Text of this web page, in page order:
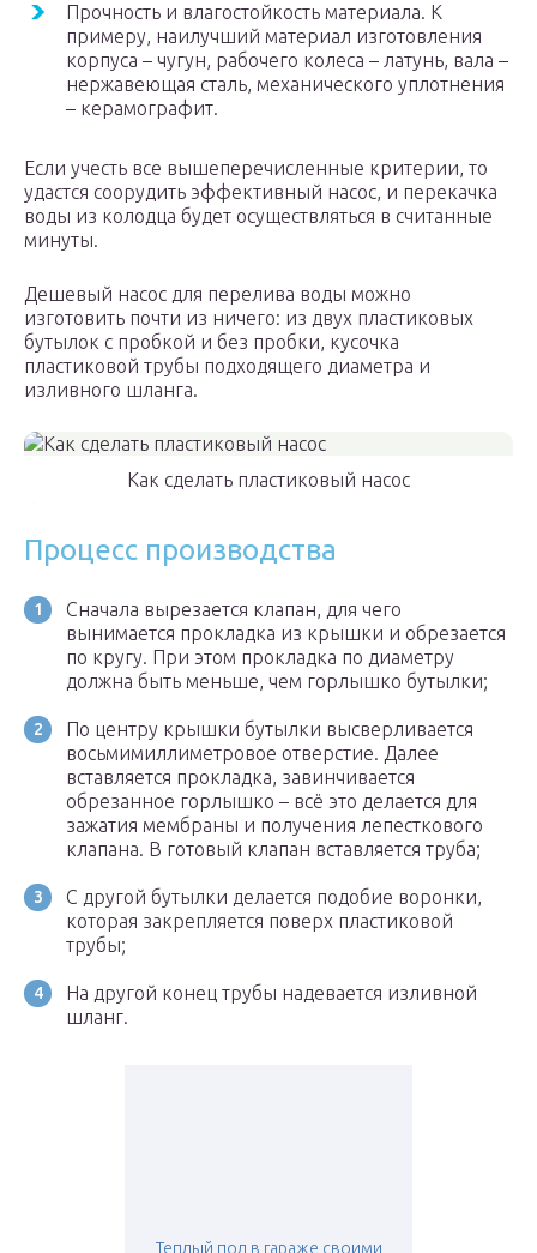
Прочность и влагостойкость материала. К
примеру, наилучший материал изготовления
корпуса – чугун, рабочего колеса – латунь, вала –
нержавеющая сталь, механического уплотнения
– керамографит.
Если учесть все вышеперечисленные критерии, то
удастся соорудить эффективный насос, и перекачка
воды из колодца будет осуществляться в считанные
минуты.
Дешевый насос для перелива воды можно
изготовить почти из ничего: из двух пластиковых
бутылок с пробкой и без пробки, кусочка
пластиковой трубы подходящего диаметра и
изливного шланга.
Как сделать пластиковый насос
Процесс производства
Сначала вырезается клапан, для чего
вынимается прокладка из крышки и обрезается
по кругу. При этом прокладка по диаметру
должна быть меньше, чем горлышко бутылки;
По центру крышки бутылки высверливается
восьмимиллиметровое отверстие. Далее
вставляется прокладка, завинчивается
обрезанное горлышко – всё это делается для
зажатия мембраны и получения лепесткового
клапана. В готовый клапан вставляется труба;
С другой бутылки делается подобие воронки,
которая закрепляется поверх пластиковой
трубы;
На другой конец трубы надевается изливной
шланг.
Теплый пол в гараже своими